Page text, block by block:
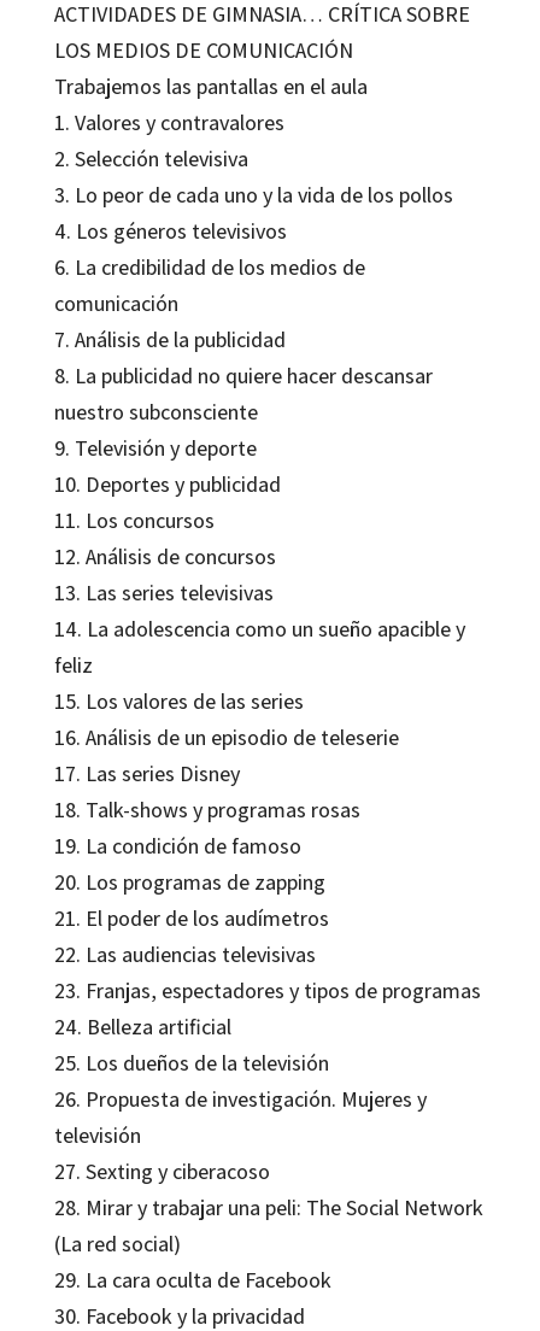
ACTIVIDADES DE GIMNASIA… CRÍTICA SOBRE
LOS MEDIOS DE COMUNICACIÓN
Trabajemos las pantallas en el aula
1. Valores y contravalores
2. Selección televisiva
3. Lo peor de cada uno y la vida de los pollos
4. Los géneros televisivos
6. La credibilidad de los medios de
comunicación
7. Análisis de la publicidad
8. La publicidad no quiere hacer descansar
nuestro subconsciente
9. Televisión y deporte
10. Deportes y publicidad
11. Los concursos
12. Análisis de concursos
13. Las series televisivas
14. La adolescencia como un sueño apacible y
feliz
15. Los valores de las series
16. Análisis de un episodio de teleserie
17. Las series Disney
18. Talk-shows y programas rosas
19. La condición de famoso
20. Los programas de zapping
21. El poder de los audímetros
22. Las audiencias televisivas
23. Franjas, espectadores y tipos de programas
24. Belleza artificial
25. Los dueños de la televisión
26. Propuesta de investigación. Mujeres y
televisión
27. Sexting y ciberacoso
28. Mirar y trabajar una peli: The Social Network
(La red social)
29. La cara oculta de Facebook
30. Facebook y la privacidad